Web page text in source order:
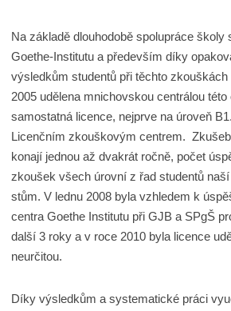
Na základě dlouhodobě spolupráce školy
Goethe-Institutu a především díky
výsledkům studentů při těchto
2005 udělena mnichovskou centrálou této
samostatná licence, nejprve na úroveň
Licenčním zkouškovým centrem.
konají jednou až dvakrát ročně, počet
zkoušek všech úrovní z řad studentů
stům. V lednu 2008 byla vzhledem k
centra Goethe Institutu při GJB a SPgŠ
další 3 roky a v roce 2010 byla licence
neurčitou.
Díky výsledkům a systematické práci